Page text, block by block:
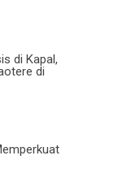
di Kapal,
di